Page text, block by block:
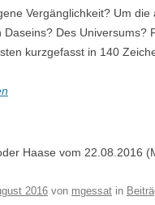
Vergänglichkeit? Um
Daseins? Des Universums?
kurzgefasst in 140
Haase vom 22.08.2016
2016 von mgessat in